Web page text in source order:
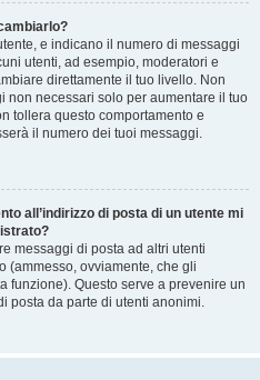
e indicano il numero di messaggi
utenti, ad esempio, moderatori e
direttamente il tuo livello. Non
non necessari solo per aumentare il tuo
tollera questo comportamento e
il numero dei tuoi messaggi.
all’indirizzo di posta di un utente mi
messaggi di posta ad altri utenti
(ammesso, ovviamente, che gli
funzione). Questo serve a prevenire un
posta da parte di utenti anonimi.